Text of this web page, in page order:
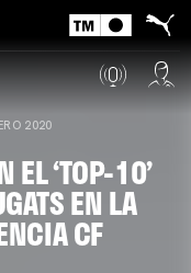
2020
EL ‘TOP-10’
EN LA
CF